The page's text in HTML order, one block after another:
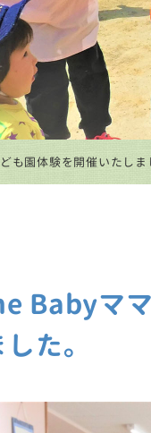
園体験を開催いたしま
Babyマ
た。